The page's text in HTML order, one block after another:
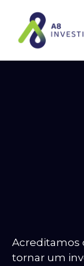
Acreditamos
tornar um